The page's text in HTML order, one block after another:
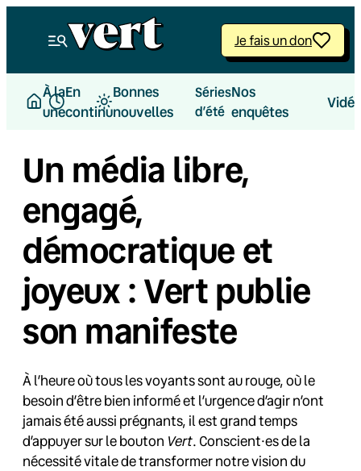
Je fais un don
À la
une
En
continu
Bonnes
nouvelles
Séries
d’été
Nos
enquêtes
Un média libre,
engagé,
démocratique et
joyeux : Vert publie
son manifeste
À l’heure où tous les voyants sont au rouge, où le
besoin d’être bien informé et l’urgence d’agir n’ont
jamais été aussi prégnants, il est grand temps
d’appuyer sur le bouton Vert. Conscient·es de la
nécessité vitale de transformer notre vision du